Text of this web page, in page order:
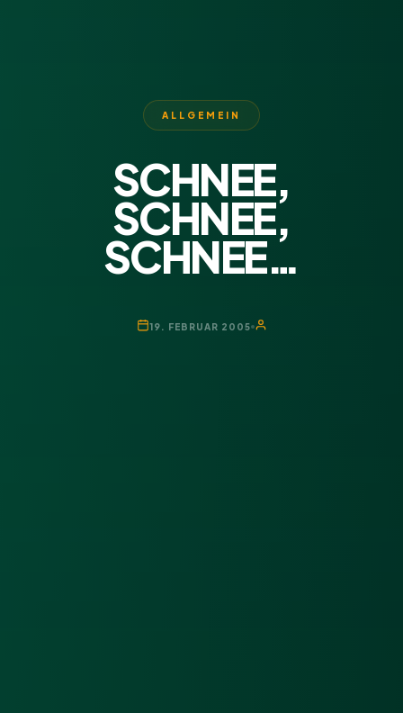
ALLGEMEIN
SCHNEE,
SCHNEE,
SCHNEE…
19. FEBRUAR 2005